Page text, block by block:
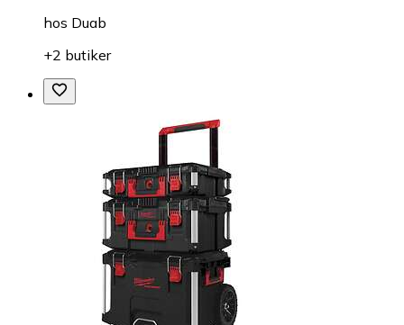
hos Duab
+2 butiker